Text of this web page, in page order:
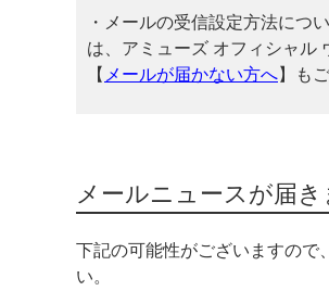
・メールの受信設定方法につ
は、アミューズ オフィシャル
【 メールが届かない方へ】も
メールニュースが届き
下記の可能性がございますので
い。